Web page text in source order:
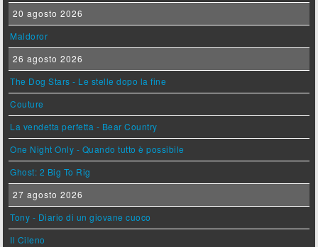
20 agosto 2026
Maldoror
26 agosto 2026
The Dog Stars - Le stelle dopo la fine
Couture
La vendetta perfetta - Bear Country
One Night Only - Quando tutto è possibile
Ghost: 2 Big To Rig
27 agosto 2026
Tony - Diario di un giovane cuoco
Il Cileno